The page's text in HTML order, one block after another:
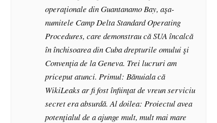
operaţionale din Guantanamo Bay, aşa-
numitele Camp Delta Standard Operating
Procedures, care demonstrau că SUA încalcă
în închisoarea din Cuba drepturile omului şi
Convenţia de la Geneva. Trei lucruri am
priceput atunci. Primul: Bănuiala că
WikiLeaks ar fi fost înfiinţat de vreun serviciu
secret era absurdă. Al doilea: Proiectul avea
potenţialul de a ajunge mult, mult mai mare